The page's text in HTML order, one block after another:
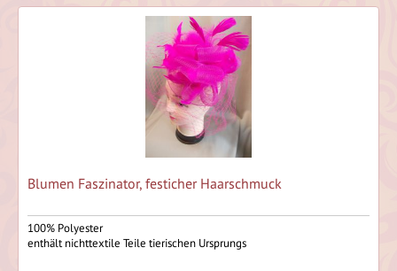
Blumen Faszinator, festicher Haarschmuck
100% Polyester
enthält nichttextile Teile tierischen Ursprungs